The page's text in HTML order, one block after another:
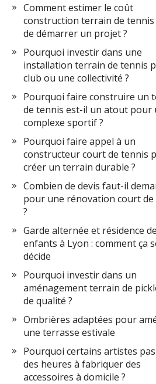
Comment estimer le coût
construction terrain de
de démarrer un projet ?
Pourquoi investir dans une
installation terrain de tennis
club ou une collectivité ?
Pourquoi faire construire un
de tennis est-il un atout pour
complexe sportif ?
Pourquoi faire appel à un
constructeur court de tennis
créer un terrain durable ?
Combien de devis faut-il
pour une rénovation court de
?
Garde alternée et résidence
enfants à Lyon : comment ça
décide
Pourquoi investir dans un
aménagement terrain de
de qualité ?
Ombrières adaptées pour
une terrasse estivale
Pourquoi certains artistes
des heures à fabriquer des
accessoires à domicile ?